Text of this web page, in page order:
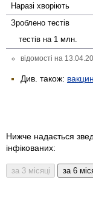
Наразі хворіють
Зроблено тестів
тестів на 1 млн.
відомості на
Див. також:
Нижче надається
інфікованих: